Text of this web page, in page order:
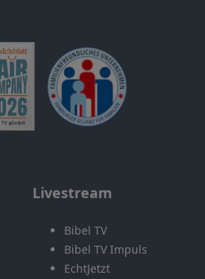
Livestream
Bibel TV
Bibel TV Impuls
EchtJetzt